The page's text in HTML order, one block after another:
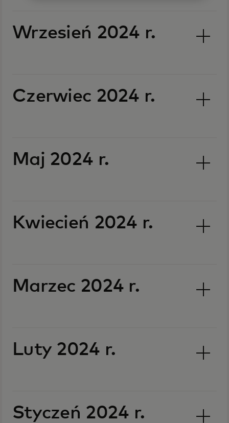
Wrzesień 2024 r.
Czerwiec 2024 r.
Maj 2024 r.
Kwiecień 2024 r.
Marzec 2024 r.
Luty 2024 r.
Styczeń 2024 r.